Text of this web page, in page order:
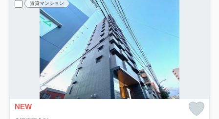
賃貸マンション
NEW